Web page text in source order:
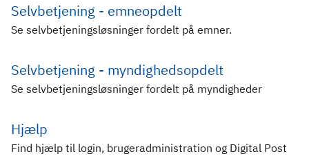
Selvbetjening - emneopdelt
Se selvbetjeningsløsninger fordelt på emner.
Selvbetjening - myndighedsopdelt
Se selvbetjeningsløsninger fordelt på myndigheder
Hjælp
Find hjælp til login, brugeradministration og Digital Post